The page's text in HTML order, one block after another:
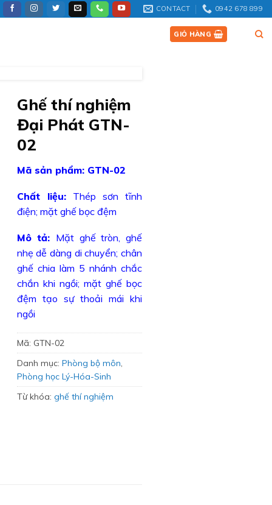
CONTACT 0942 678 899
GIỎ HÀNG
Ghế thí nghiệm
Đại Phát GTN-
02
Mã sản phẩm: GTN-02
Chất liệu:Thép sơn tĩnh
điện; mặt ghế bọc đệm
Mô tả: Mặt ghế tròn, ghế
nhẹ dễ dàng di chuyển; chân
ghế chia làm 5 nhánh chắc
chắn khi ngồi; mặt ghế bọc
đệm tạo sự thoải mái khi
ngồi
Mã: GTN-02
Danh mục: Phòng bộ môn,
Phòng học Lý-Hóa-Sinh
Từ khóa: ghế thí nghiệm